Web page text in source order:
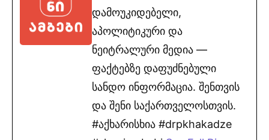
დამოუკიდებელი,
აპოლიტიკური და
ნეიტრალური მედია —
ფაქტებზე დაფუძნებული
სანდო ინფორმაცია. შენთვის
და შენი საქართველოსთვის.
#აქხარისხია #drpkhakadze